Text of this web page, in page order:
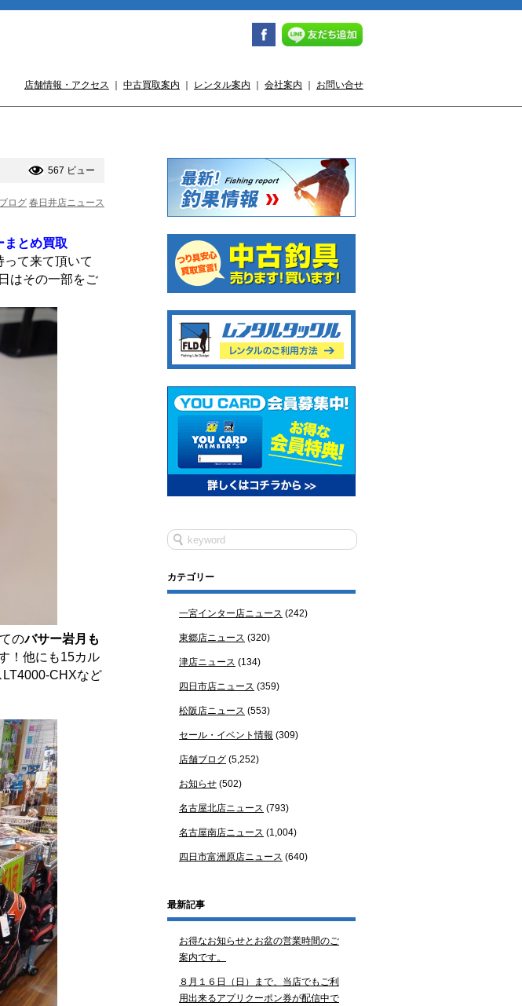
店舗情報・アクセス 中古買取案内 レンタル案内 会社案内 お問い合せ
567 ビュー
ログ 春日井店ニュース
まとめ買取
て来て頂いて
はその一部をご
のバサー岩月も
！他にも15カル
CHXなど
カテゴリー
一宮インター店ニュース (242)
東郷店ニュース (320)
津店ニュース (134)
四日市店ニュース (359)
松阪店ニュース (553)
セール・イベント情報 (309)
店舗ブログ (5,252)
お知らせ (502)
名古屋北店ニュース (793)
名古屋南店ニュース (1,004)
四日市富洲原店ニュース (640)
最新記事
お得なお知らせとお盆の営業時間のご
案内です。
８月１６日（日）まで、当店でもご利
用出来るアプリクーポン券が配信中で